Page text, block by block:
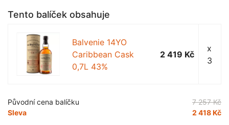
Tento balíček obsahuje
Balvenie 14YO
Caribbean Cask
0,7L 43%
2 419 Kč
x
3
Původní cena balíčku
7 257 Kč
Sleva
2 418 Kč